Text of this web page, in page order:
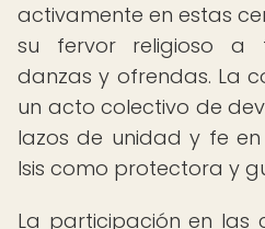
activamente en estas
su fervor religioso a
danzas y ofrendas. La
un acto colectivo de
lazos de unidad y fe
Isis como protectora y
La participación en las